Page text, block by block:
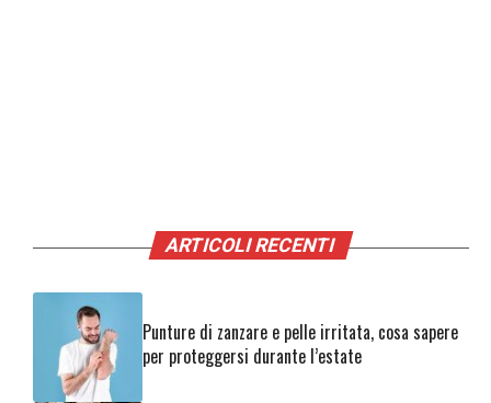
ARTICOLI RECENTI
Punture di zanzare e pelle irritata, cosa sapere
per proteggersi durante l’estate